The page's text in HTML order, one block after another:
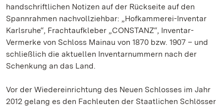
handschriftlichen Notizen auf der Rückseite auf den
Spannrahmen nachvollziehbar: „Hofkammerei-Inventar
Karlsruhe“, Frachtaufkleber „CONSTANZ“, Inventar-
Vermerke von Schloss Mainau von 1870 bzw. 1907 – und
schließlich die aktuellen Inventarnummern nach der
Schenkung an das Land.
Vor der Wiedereinrichtung des Neuen Schlosses im Jahr
2012 gelang es den Fachleuten der Staatlichen Schlösser